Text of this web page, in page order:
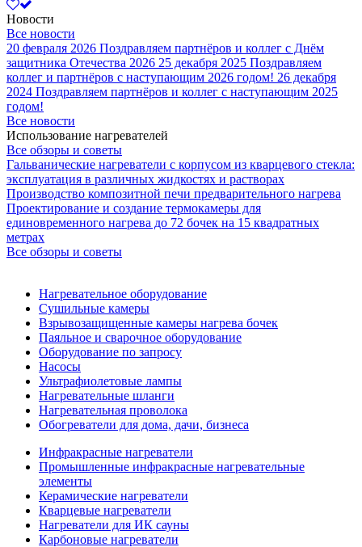
Новости
Все новости
20 февраля 2026 Поздравляем партнёров и коллег с Днём
защитника Отечества 2026 25 декабря 2025 Поздравляем
коллег и партнёров с наступающим 2026 годом! 26 декабря
2024 Поздравляем партнёров и коллег с наступающим 2025
годом!
Все новости
Использование нагревателей
Все обзоры и советы
Гальванические нагреватели с корпусом из кварцевого стекла:
эксплуатация в различных жидкостях и растворах
Производство композитной печи предварительного нагрева
Проектирование и создание термокамеры для
единовременного нагрева до 72 бочек на 15 квадратных
метрах
Все обзоры и советы
Нагревательное оборудование
Сушильные камеры
Взрывозащищенные камеры нагрева бочек
Паяльное и сварочное оборудование
Оборудование по запросу
Насосы
Ультрафиолетовые лампы
Нагревательные шланги
Нагревательная проволока
Обогреватели для дома, дачи, бизнеса
Инфракрасные нагреватели
Промышленные инфракрасные нагревательные
элементы
Керамические нагреватели
Кварцевые нагреватели
Нагреватели для ИК сауны
Карбоновые нагреватели